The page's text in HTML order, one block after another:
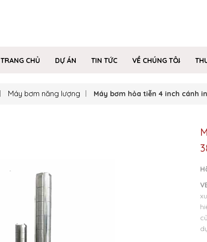
TRANG CHỦ DỰ ÁN TIN TỨC VỀ CHÚNG TÔI
Máy bơm năng lượng Máy bơm hỏa tiễn 4 inch cánh